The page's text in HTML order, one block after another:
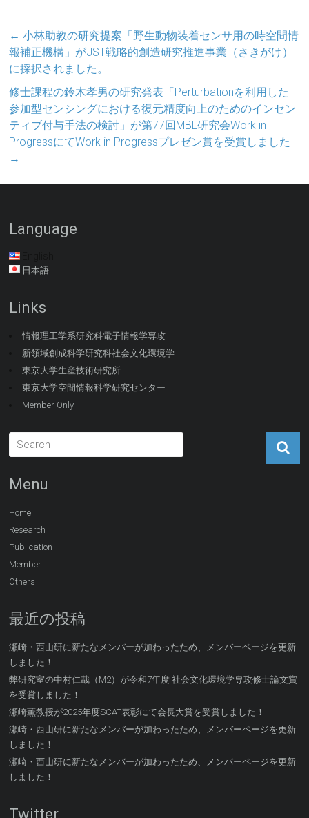
← 小林助教の研究提案「野生動物装着センサ用の時空間情
報補正機構」がJST戦略的創造研究推進事業（さきがけ）
に採択されました。
修士課程の鈴木孝男の研究発表「Perturbationを利用した
参加型センシングにおける復元精度向上のためのインセン
ティブ付与手法の検討」が第77回MBL研究会Work in
ProgressにてWork in Progressプレゼン賞を受賞しました
→
Language
日本語
Links
情報理工学系研究科電子情報学専攻
新領域創成科学研究科社会文化環境学
東京大学生産技術研究所
東京大学空間情報科学研究センター
Member Only
Menu
Home
Research
Publication
Member
Others
最近の投稿
瀬崎・西山研に新たなメンバーが加わったため、メンバーページを更新
しました！
弊研究室の中村仁哉（M2）が令和7年度 社会文化環境学専攻修士論文賞
を受賞しました！
瀬崎薫教授が2025年度SCAT表彰にて会長大賞を受賞しました！
瀬崎・西山研に新たなメンバーが加わったため、メンバーページを更新
しました！
瀬崎・西山研に新たなメンバーが加わったため、メンバーページを更新
しました！
Twitter